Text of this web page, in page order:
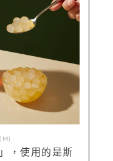
，使用的是斯